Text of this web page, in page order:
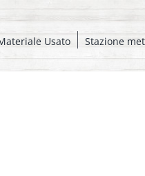
Usato Stazione